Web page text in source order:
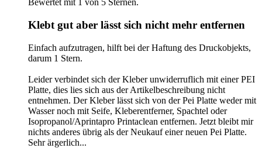
Bewertet mit 1 von 5 Sternen.
Klebt gut aber lässt sich nicht mehr entfernen
Einfach aufzutragen, hilft bei der Haftung des Druckobjekts,
darum 1 Stern.
Leider verbindet sich der Kleber unwiderruflich mit einer PEI
Platte, dies lies sich aus der Artikelbeschreibung nicht
entnehmen. Der Kleber lässt sich von der Pei Platte weder mit
Wasser noch mit Seife, Kleberentferner, Spachtel oder
Isopropanol/Aprintapro Printaclean entfernen. Jetzt bleibt mir
nichts anderes übrig als der Neukauf einer neuen Pei Platte.
Sehr ärgerlich...